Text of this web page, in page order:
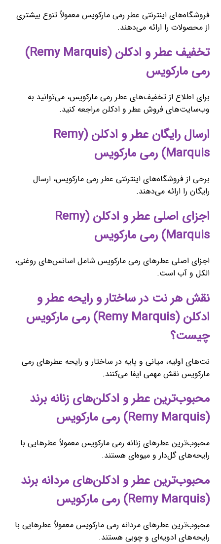
فروشگاه‌های اینترنتی عطر رمی مارکویس معمولاً تنوع بیشتری
از محصولات را ارائه می‌دهند.
تخفیف عطر و ادکلن (Remy Marquis)
رمی مارکویس
برای اطلاع از تخفیف‌های عطر رمی مارکویس، می‌توانید به
وب‌سایت‌های فروش عطر و ادکلن مراجعه کنید.
ارسال رایگان عطر و ادکلن (Remy
Marquis) رمی مارکویس
برخی از فروشگاه‌های اینترنتی عطر رمی مارکویس، ارسال
رایگان را ارائه می‌دهند.
اجزای اصلی عطر و ادکلن (Remy
Marquis) رمی مارکویس
اجزای اصلی عطرهای رمی مارکویس شامل اسانس‌های روغنی،
الکل و آب است.
نقش هر نت در ساختار و رایحه عطر و
ادکلن (Remy Marquis) رمی مارکویس
چیست؟
نت‌های اولیه، میانی و پایه در ساختار و رایحه عطرهای رمی
مارکویس نقش مهمی ایفا می‌کنند.
محبوب‌ترین عطر و ادکلن‌های زنانه برند
(Remy Marquis) رمی مارکویس
محبوب‌ترین عطرهای زنانه رمی مارکویس معمولاً عطرهایی با
رایحه‌های گل‌دار و میوه‌ای هستند.
محبوب‌ترین عطر و ادکلن‌های مردانه برند
(Remy Marquis) رمی مارکویس
محبوب‌ترین عطرهای مردانه رمی مارکویس معمولاً عطرهایی با
رایحه‌های ادویه‌ای و چوبی هستند.